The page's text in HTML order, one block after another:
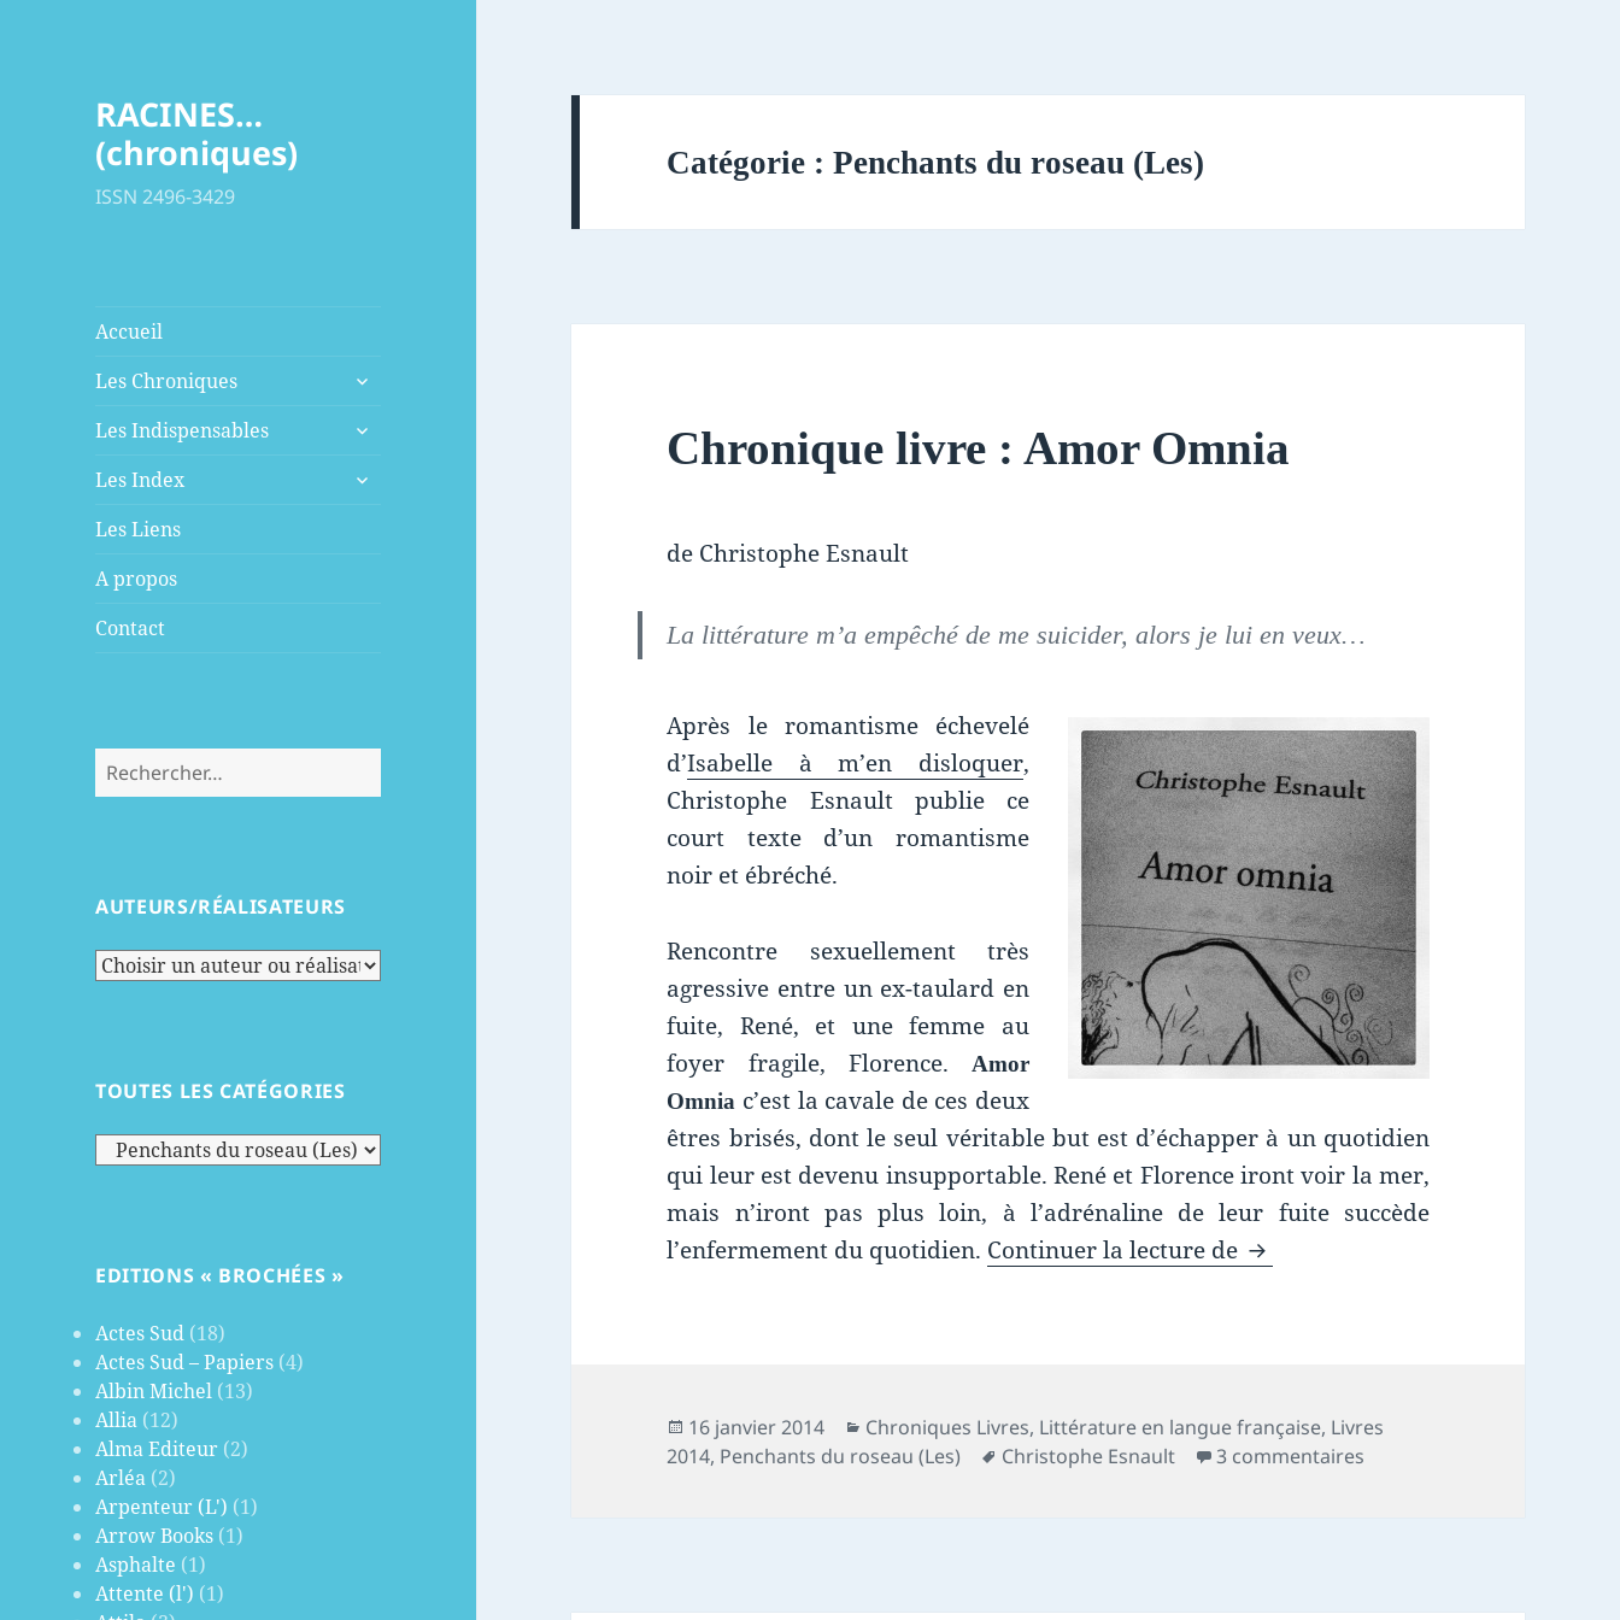
RACINES…
(chroniques)
ISSN 2496-3429
Accueil
Les Chroniques
ouvrir
sous-
Les Indispensables
ouvrir
sous-
Les Index
ouvrir
Les Liens
A propos
Contact
Rechercher :
AUTEURS/RÉALISATEURS
TOUTES LES CATÉGORIES
Toutes
EDITIONS « BROCHÉES »
Actes Sud (18)
Actes Sud – Papiers (4)
Albin Michel (13)
Allia (12)
Alma Editeur (2)
Arléa (2)
Arpenteur (L') (1)
Arrow Books (1)
Asphalte (1)
Attente (l') (1)
Catégorie :Penchants du roseau (Les)
Chronique livre : Amor Omnia
de Christophe Esnault
La littérature m’a empêché de me suicider, alors je lui en veux…
Après le romantisme échevelé
d’Isabelle à m’en disloquer,
Christophe Esnault publie ce
court texte d’un romantisme
noir et ébréché.
Rencontre sexuellement très
agressive entre un ex-taulard en
fuite, René, et une femme au
foyer fragile, Florence.
Amor
Omnia c’est la cavale de ces deux
êtres brisés, dont le seul véritable but est d’échapper à un quotidien
qui leur est devenu insupportable. René et Florence iront voir la mer,
mais n’iront pas plus loin, à l’adrénaline de leur fuite succède
l’enfermement du quotidien. Continuer la lecture de Chronique livre : Amor Omnia
Publié
le
16 janvier 2014 Catégories
Chroniques Livres, Littérature en langue française, Livres
2014, Penchants du roseau (Les)
Mots-
Christophe Esnault 3 commentaires